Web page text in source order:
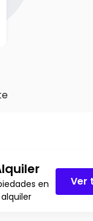
en
alquiler
Ver